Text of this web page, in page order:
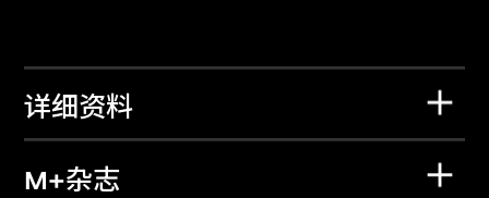
详细资料
M+杂志